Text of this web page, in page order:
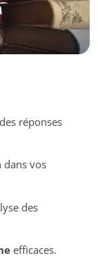
réponses
vos
des
efficaces.